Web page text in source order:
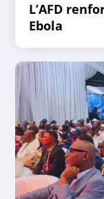
L’AFD
Ebola